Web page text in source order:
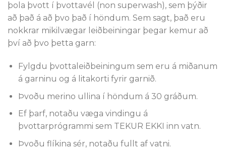
þola þvott í þvottavél (non superwash), sem þýðir
að það á að þvo það í höndum. Sem sagt, það eru
nokkrar mikilvægar leiðbeiningar þegar kemur að
því að þvo þetta garn:
Fylgdu þvottaleiðbeiningum sem eru á miðanum
á garninu og á litakorti fyrir garnið.
Þvoðu merino ullina í höndum á 30 gráðum.
Ef þarf, notaðu væga vindingu á
þvottarprógrammi sem TEKUR EKKI inn vatn.
Þvoðu flíkina sér, notaðu fullt af vatni.